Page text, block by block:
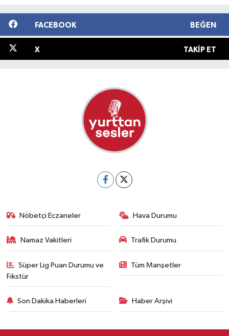
FACEBOOK BEĞEN
X TAKIP ET
Nöbetçi Eczaneler Hava Durumu
Namaz Vakitleri Trafik Durumu
Süper Lig Puan Durumu ve
Fikstür
Tüm Manşetler
Son Dakika Haberleri Haber Arşivi